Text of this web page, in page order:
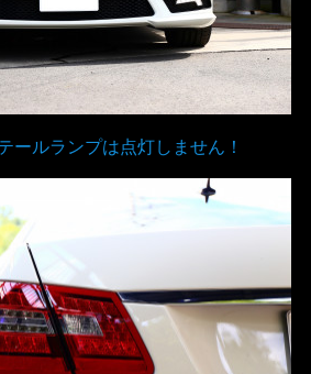
ールランプは点灯しません！